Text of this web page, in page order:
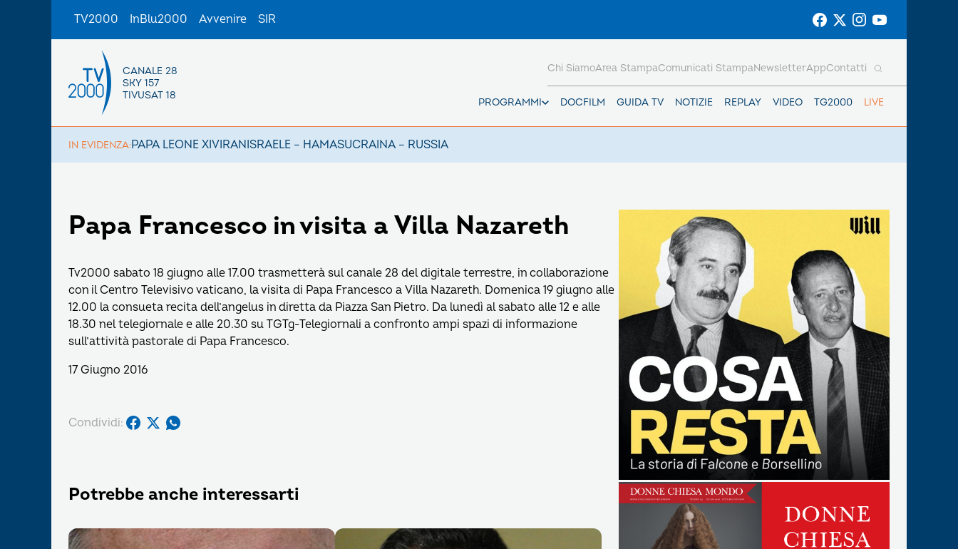
TV2000 InBlu2000 Avvenire SIR
CANALE 28
SKY 157
TIVUSAT 18
PROGRAMMI DOCFILM GUIDA TV NOTIZIE REPLAY VIDEO TG2000 LIVE
Chi SiamoArea StampaComunicati StampaNewsletterAppContatti
IN EVIDENZA:PAPA LEONE XIVIRANISRAELE – HAMASUCRAINA – RUSSIA
Papa Francesco in visita a Villa Nazareth
Tv2000 sabato 18 giugno alle 17.00 trasmetterà sul canale 28 del digitale terrestre, in collaborazione
con il Centro Televisivo vaticano, la visita di Papa Francesco a Villa Nazareth. Domenica 19 giugno alle
12.00 la consueta recita dell’angelus in diretta da Piazza San Pietro. Da lunedì al sabato alle 12 e alle
18.30 nel telegiornale e alle 20.30 su TGTg-Telegiornali a confronto ampi spazi di informazione
sull’attività pastorale di Papa Francesco.
17 Giugno 2016
Condividi:
Potrebbe anche interessarti